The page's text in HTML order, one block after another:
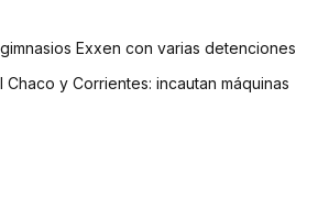
Exxen con varias detenciones
y Corrientes: incautan máquinas